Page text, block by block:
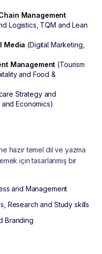
Management
Logistics, TQM and Lean
Media (Digital Marketing,
Management (Tourism
and Food &
Strategy and
Economics)
hazır temel dil ve yazma
için tasarlanmış bir
and Management
Research and Study skills
Branding